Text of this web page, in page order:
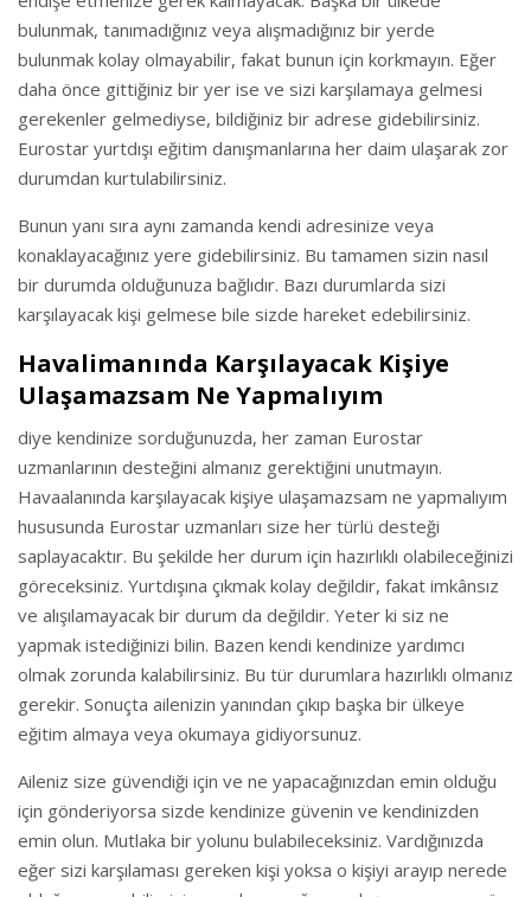
bulunmak, tanımadığınız veya alışmadığınız bir yerde
bulunmak kolay olmayabilir, fakat bunun için korkmayın. Eğer
daha önce gittiğiniz bir yer ise ve sizi karşılamaya gelmesi
gerekenler gelmediyse, bildiğiniz bir adrese gidebilirsiniz.
Eurostar yurtdışı eğitim danışmanlarına her daim ulaşarak zor
durumdan kurtulabilirsiniz.
Bunun yanı sıra aynı zamanda kendi adresinize veya
konaklayacağınız yere gidebilirsiniz. Bu tamamen sizin nasıl
bir durumda olduğunuza bağlıdır. Bazı durumlarda sizi
karşılayacak kişi gelmese bile sizde hareket edebilirsiniz.
Havalimanında Karşılayacak Kişiye
Ulaşamazsam Ne Yapmalıyım
diye kendinize sorduğunuzda, her zaman Eurostar
uzmanlarının desteğini almanız gerektiğini unutmayın.
Havaalanında karşılayacak kişiye ulaşamazsam ne yapmalıyım
hususunda Eurostar uzmanları size her türlü desteği
saplayacaktır. Bu şekilde her durum için hazırlıklı olabileceğinizi
göreceksiniz. Yurtdışına çıkmak kolay değildir, fakat imkânsız
ve alışılamayacak bir durum da değildir. Yeter ki siz ne
yapmak istediğinizi bilin. Bazen kendi kendinize yardımcı
olmak zorunda kalabilirsiniz. Bu tür durumlara hazırlıklı olmanız
gerekir. Sonuçta ailenizin yanından çıkıp başka bir ülkeye
eğitim almaya veya okumaya gidiyorsunuz.
Aileniz size güvendiği için ve ne yapacağınızdan emin olduğu
için gönderiyorsa sizde kendinize güvenin ve kendinizden
emin olun. Mutlaka bir yolunu bulabileceksiniz. Vardığınızda
eğer sizi karşılaması gereken kişi yoksa o kişiyi arayıp nerede